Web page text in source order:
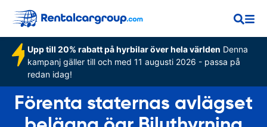
Upp till 20% rabatt på hyrbilar över hela världen Denna
kampanj gäller till och med 11 augusti 2026 - passa på
redan idag!
Förenta staternas avlägset